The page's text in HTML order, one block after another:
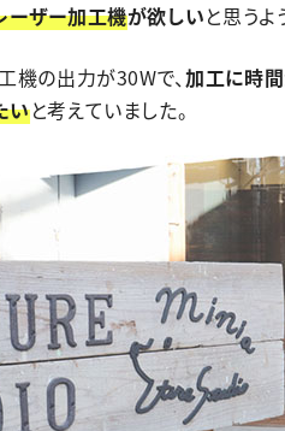
ーザー加工機が欲しいと思うよ
機の出力が30Wで、加工に時間
いと考えていました。